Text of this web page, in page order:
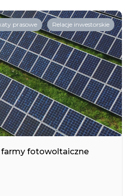
prasowe Relacje inwestorskie
farmy fotowoltaiczne